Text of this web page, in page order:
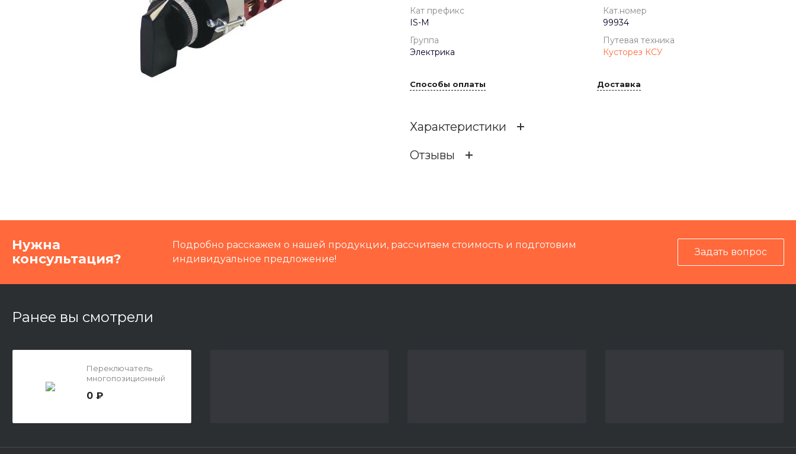
Кат префикс
IS-M
Кат.номер
99934
Группа
Электрика
Путевая техника
Кусторез КСУ
Способы оплаты Доставка
Характеристики
Отзывы
Нужна
консультация?
Подробно расскажем о нашей продукции, рассчитаем стоимость и подготовим
индивидуальное предложение!
Задать вопрос
Ранее вы смотрели
Переключатель
многопозиционный
0 ₽